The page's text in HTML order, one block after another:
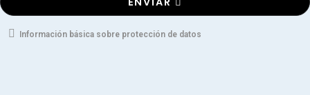
Información básica sobre protección de datos